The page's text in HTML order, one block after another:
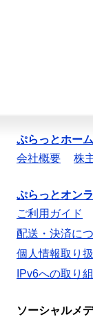
ぷらっとホー
会社概要
株
ぷらっとオン
ご利用ガイド
配送・決済に
個人情報取り
IPv6への取り
ソーシャルメ